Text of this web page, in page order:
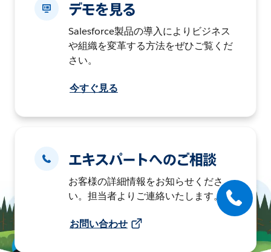
デモを見る
Salesforce製品の導入によりビジネス
や組織を変革する方法をぜひご覧くだ
さい。
今すぐ見る
エキスパートへのご相談
お客様の詳細情報をお知らせくださ
い。担当者よりご連絡いたします。
お問い合わせ